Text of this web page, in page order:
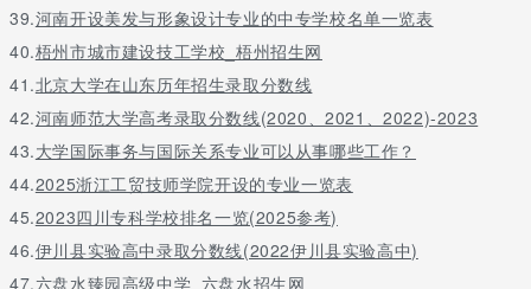
39.河南开设美发与形象设计专业的中专学校名单一览表
40.梧州市城市建设技工学校_梧州招生网
41.北京大学在山东历年招生录取分数线
42.河南师范大学高考录取分数线(2020、2021、2022)-2023
43.大学国际事务与国际关系专业可以从事哪些工作？
44.2025浙江工贸技师学院开设的专业一览表
45.2023四川专科学校排名一览(2025参考)
46.伊川县实验高中录取分数线(2022伊川县实验高中)
47.六盘水臻园高级中学_六盘水招生网